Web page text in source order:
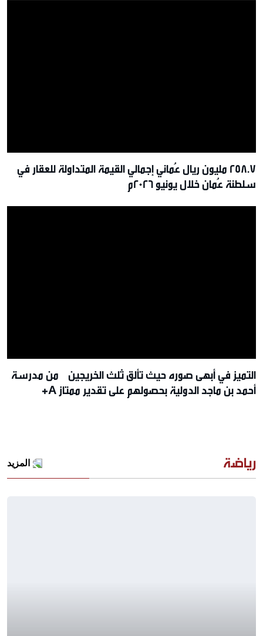
258.7 مليون ريال عُماني إجمالي القيمة المتداولة للعقار في
سلطنة عُمان خلال يونيو 2026م
التميز في أبهى صوره حيث تألق ثلث الخريجين من مدرسة
أحمد بن ماجد الدولية بحصولهم على تقدير ممتاز A+
رياضة المزيد